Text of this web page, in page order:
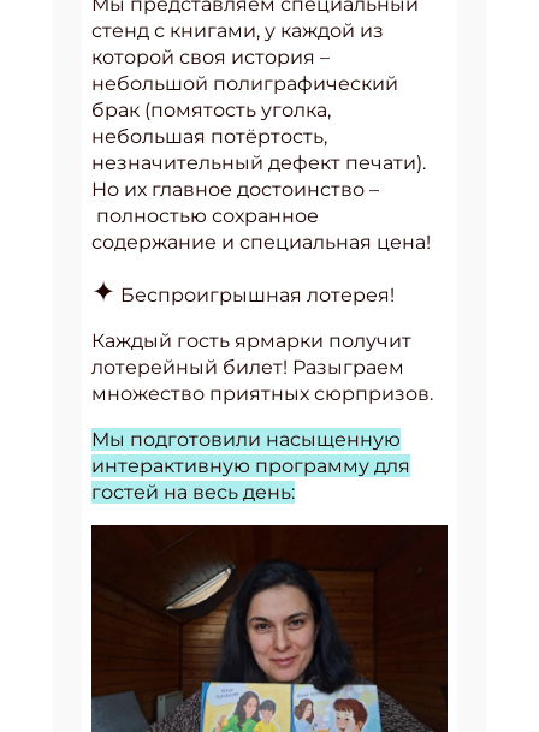
стенд с книгами, у каждой из
которой своя история –
небольшой полиграфический
брак (помятость уголка,
небольшая потёртость,
незначительный дефект печати).
Но их главное достоинство –
полностью сохранное
содержание и специальная цена!
✦ Беспроигрышная лотерея!
Каждый гость ярмарки получит
лотерейный билет! Разыграем
множество приятных сюрпризов.
Мы подготовили насыщенную
интерактивную программу для
гостей на весь день: